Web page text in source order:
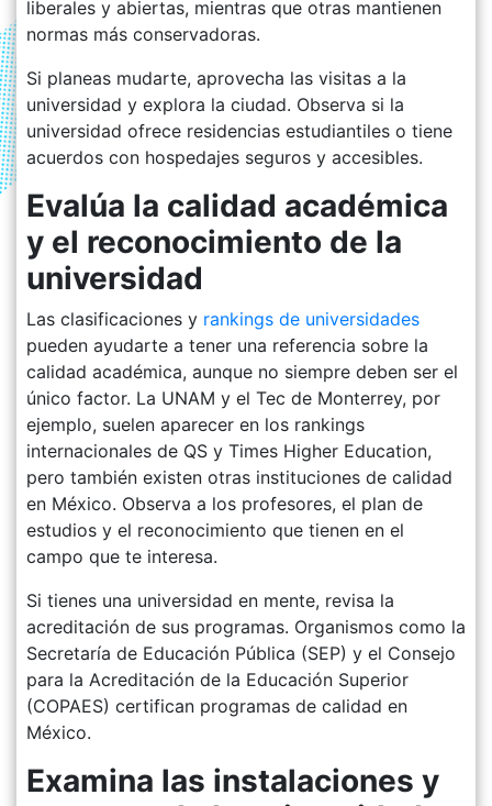
liberales y abiertas, mientras que otras mantienen
normas más conservadoras.
Si planeas mudarte, aprovecha las visitas a la
universidad y explora la ciudad. Observa si la
universidad ofrece residencias estudiantiles o tiene
acuerdos con hospedajes seguros y accesibles.
Evalúa la calidad académica
y el reconocimiento de la
universidad
Las clasificaciones y rankings de universidades
pueden ayudarte a tener una referencia sobre la
calidad académica, aunque no siempre deben ser el
único factor. La UNAM y el Tec de Monterrey, por
ejemplo, suelen aparecer en los rankings
internacionales de QS y Times Higher Education,
pero también existen otras instituciones de calidad
en México. Observa a los profesores, el plan de
estudios y el reconocimiento que tienen en el
campo que te interesa.
Si tienes una universidad en mente, revisa la
acreditación de sus programas. Organismos como la
Secretaría de Educación Pública (SEP) y el Consejo
para la Acreditación de la Educación Superior
(COPAES) certifican programas de calidad en
México.
Examina las instalaciones y